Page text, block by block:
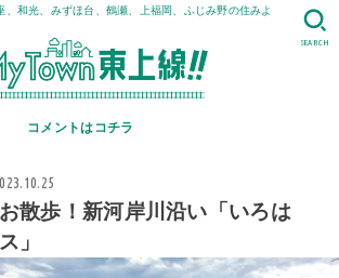
、和光、みずほ台、鶴瀬、上福岡、ふじみ野の住みよ
コメントはコチラ
SEARCH
散歩！新河岸川沿い「いろは
」